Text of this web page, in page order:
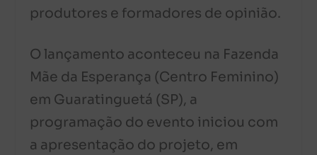
produtores e formadores de opinião.
O lançamento aconteceu na Fazenda
Mãe da Esperança (Centro Feminino)
em Guaratinguetá (SP), a
programação do evento iniciou com
a apresentação do projeto, em